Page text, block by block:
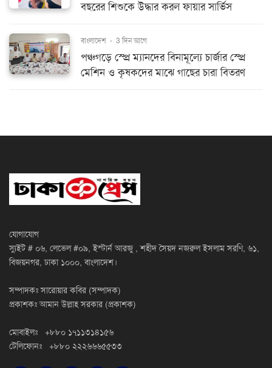
বছরের শিশুকে উদ্ধার করল ফায়ার সার্ভিস
বাংলাদেশ - 3 দিন আগে
পঞ্চগড়ে স্প্রে ম্যানদের বিনামূল্যে চার্জার স্প্রে
মেশিন ও কৃষকদের মাঝে গাছের চারা বিতরণ
যোগাযোগ
স্যুইট # ০৬, লেভেল #০৯, ইস্টার্ন আরজু , শহীদ সৈয়দ নজরুল ইসলাম সরণি, ৬১,
বিজয়নগর, ঢাকা ১০০০, বাংলাদেশ।
সম্পাদকঃ সারোয়ার কবির (সম্পাদক)
প্রকাশকঃ আমান উল্লাহ সরকার (প্রকাশক)
মোবাইলঃ +৮৮০ ১৭১১৩১৪১৫৬
টেলিফোনঃ +৮৮০ ২২২৬৬৬৫৫৩৩